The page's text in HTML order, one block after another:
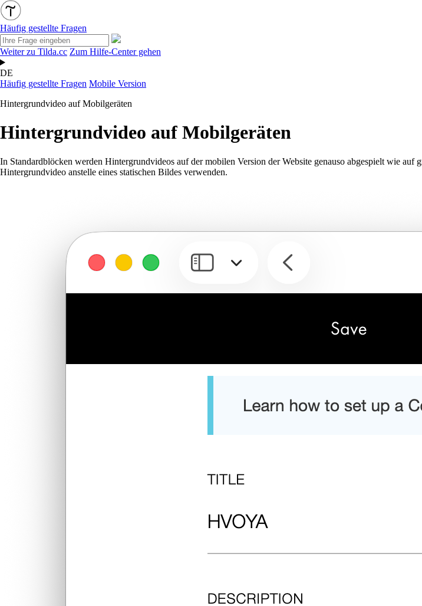
Häufig gestellte Fragen
Weiter zu Tilda.cc Zum Hilfe-Center gehen
DE
Häufig gestellte Fragen Mobile Version
Hintergrundvideo auf Mobilgeräten
Hintergrundvideo auf Mobilgeräten
In Standardblöcken werden Hintergrundvideos auf der mobilen Version der Website genauso abgespielt wie
Hintergrundvideo anstelle eines statischen Bildes verwenden.